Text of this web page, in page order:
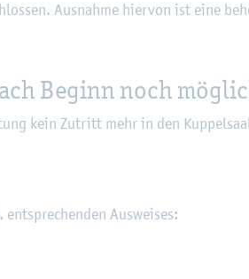
Aus­nah­me hier­von ist eine
Be­ginn noch
kein Zu­tritt mehr in den
Aus­wei­ses: